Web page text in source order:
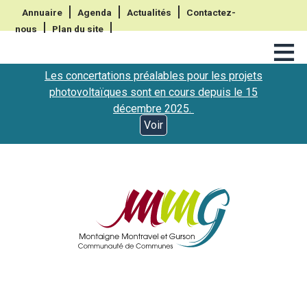
Annuaire Agenda Actualités
Contactez-
nous
Plan du site ≡
Les concertations préalables pour les projets
photovoltaïques sont en cours depuis le 15
décembre 2025.
Voir